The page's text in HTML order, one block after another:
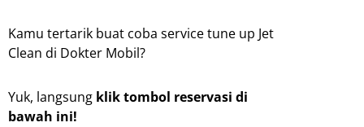
Kamu tertarik buat coba service tune up Jet
Clean di Dokter Mobil?
Yuk, langsung klik tombol reservasi di
bawah ini!